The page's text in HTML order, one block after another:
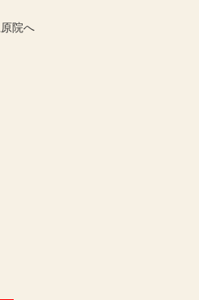
院へ